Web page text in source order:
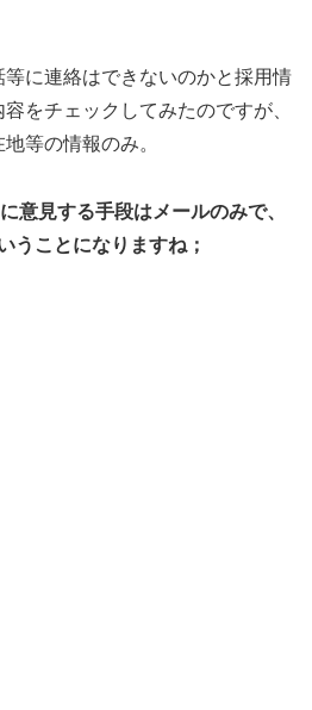
に連絡はできないのかと採用情
をチェックしてみたのですが、
等の情報のみ。
意見する手段はメールのみで、
うことになりますね；